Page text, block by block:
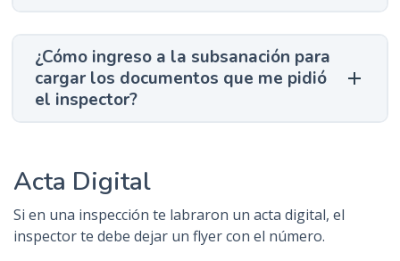
¿Cómo ingreso a la subsanación para
cargar los documentos que me pidió
el inspector?
Acta Digital
Si en una inspección te labraron un acta digital, el
inspector te debe dejar un flyer con el número.